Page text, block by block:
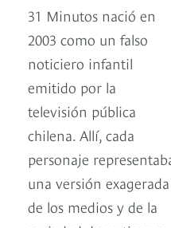
31 Minutos nació en
2003 como un falso
noticiero infantil
emitido por la
televisión pública
chilena. Allí, cada
personaje
una versión exagerada
de los medios y de la